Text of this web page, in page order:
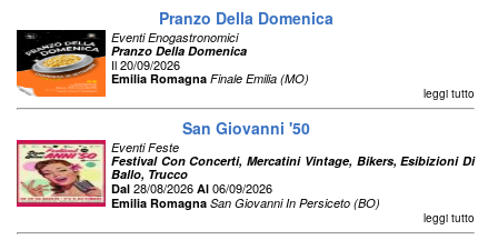
Pranzo Della Domenica
Eventi Enogastronomici
Pranzo Della Domenica
Il 20/09/2026
Emilia Romagna Finale Emilia (MO)
leggi tutto
San Giovanni '50
Eventi Feste
Festival Con Concerti, Mercatini Vintage, Bikers, Esibizioni Di
Ballo, Trucco
Dal 28/08/2026 Al 06/09/2026
Emilia Romagna San Giovanni In Persiceto (BO)
leggi tutto